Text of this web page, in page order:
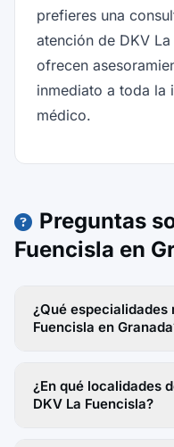
prefieres una
atención de DKV
ofrecen
inmediato a toda la
médico.
Preguntas
Fuencisla en
¿Qué especialidades
Fuencisla en
¿En qué localidades
DKV La Fuencisla?